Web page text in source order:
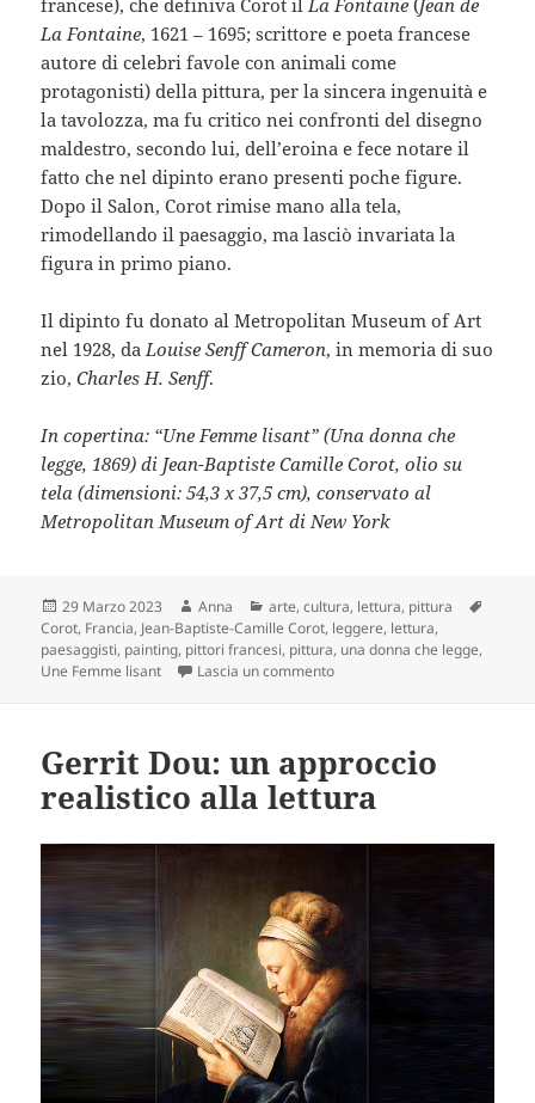
La Fontaine, 1621 – 1695; scrittore e poeta francese
autore di celebri favole con animali come
protagonisti) della pittura, per la sincera ingenuità e
la tavolozza, ma fu critico nei confronti del disegno
maldestro, secondo lui, dell’eroina e fece notare il
fatto che nel dipinto erano presenti poche figure.
Dopo il Salon, Corot rimise mano alla tela,
rimodellando il paesaggio, ma lasciò invariata la
figura in primo piano.
Il dipinto fu donato al Metropolitan Museum of Art
nel 1928, da Louise Senff Cameron, in memoria di suo
zio,Charles H. Senff.
In copertina: “Une Femme lisant” (Una donna che
legge, 1869) di Jean-Baptiste Camille Corot, olio su
tela (dimensioni: 54,3 x 37,5 cm), conservato al
Metropolitan Museum of Art di New York
Scritto
il
29 Marzo 2023 Autore
Anna Categorie
arte,cultura, lettura, pittura
Corot, Francia, Jean-Baptiste-Camille Corot, leggere, lettura,
paesaggisti, painting, pittori francesi, pittura, una donna che legge,
Une Femme lisant
Lascia un commentosu “Une Femme lisant” di
Gerrit Dou: un approccio
realistico alla lettura